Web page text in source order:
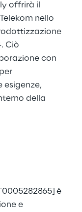
offrirà il
nello
. Ciò
con
esigenze,
della
è
e